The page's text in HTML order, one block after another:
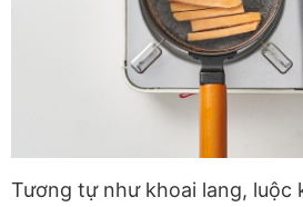
Tương tự như khoai lang, luộc